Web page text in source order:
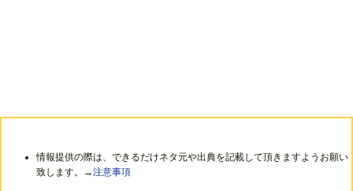
情報提供の際は、できるだけネタ元や出典を記載して頂きますようお願い
致します。→注意事項